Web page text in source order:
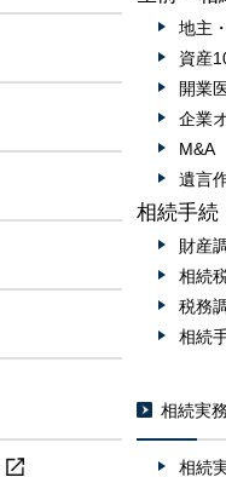
地主
資産
開業
企業
M&A
遺言
相続手続
財産
相続
税務
相続
相続実
相続